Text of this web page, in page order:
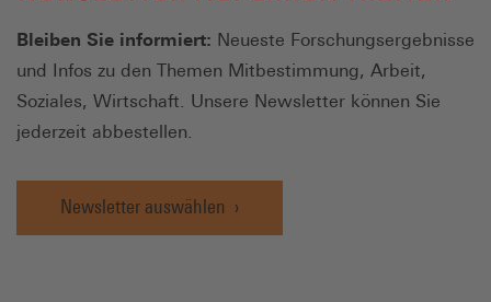
Bleiben Sie informiert: Neueste Forschungsergebnisse
und Infos zu den Themen Mitbestimmung, Arbeit,
Soziales, Wirtschaft. Unsere Newsletter können Sie
jederzeit abbestellen.
Newsletter auswählen